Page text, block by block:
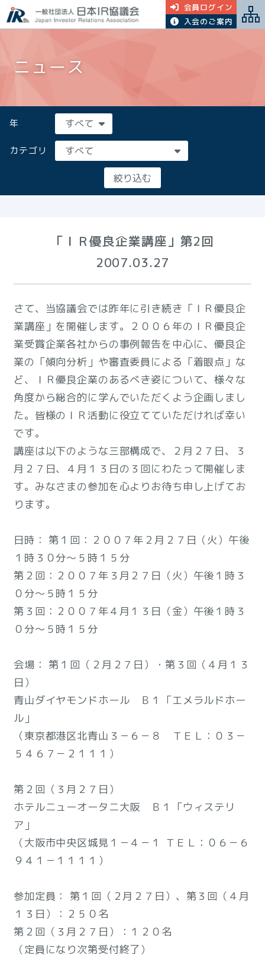
会員ログイン
入会のご案内
ニュース
年
カテゴリ
「ＩＲ優良企業講座」第2回
2007.03.27
さて、当協議会では昨年に引き続き「ＩＲ優良企
業講座」を開催します。２００６年のＩＲ優良企
業受賞企業各社からの事例報告を中心に、優良企
業の「傾向分析」や審査委員による「着眼点」な
ど、ＩＲ優良企業のあるべき姿について、様々な
角度から総合的に学んでいただくよう企画しまし
た。皆様のＩＲ活動に役立てていただければ幸い
です。
講座は以下のような三部構成で、２月２７日、３
月２７日、４月１３日の３回にわたって開催しま
す。みなさまの参加を心よりお待ち申し上げてお
ります。
日時： 第１回：２００７年２月２７日（火）午後
１時３０分～５時１５分
第２回：２００７年３月２７日（火）午後１時３
０分～５時１５分
第３回：２００７年４月１３日（金）午後１時３
０分～５時１５分
会場： 第１回（２月２７日）・第３回（４月１３
日）
青山ダイヤモンドホール Ｂ１「エメラルドホー
ル」
（東京都港区北青山３－６－８ ＴＥＬ：０３－
５４６７－２１１１）
第２回（３月２７日）
ホテルニューオータニ大阪 Ｂ１「ウィステリ
ア」
（大阪市中央区城見１－４－１ ＴＥＬ：０６－６
９４１－１１１１）
参加定員： 第１回（２月２７日）、第３回（４月
１３日）：２５０名
第２回（３月２７日）：１２０名
（定員になり次第受付終了）